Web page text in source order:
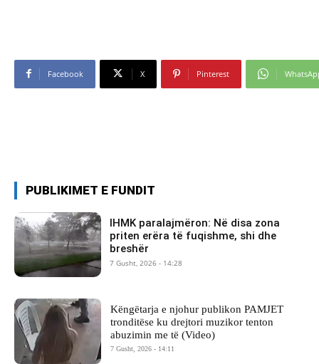
Facebook X Pinterest
PUBLIKIMET E FUNDIT
IHMK paralajmëron: Në disa zona
priten erëra të fuqishme, shi dhe
breshër
7 Gusht, 2026 - 14:28
Këngëtarja e njohur publikon PAMJET
tronditëse ku drejtori muzikor tenton
abuzimin me të (Video)
7 Gusht, 2026 - 14:11